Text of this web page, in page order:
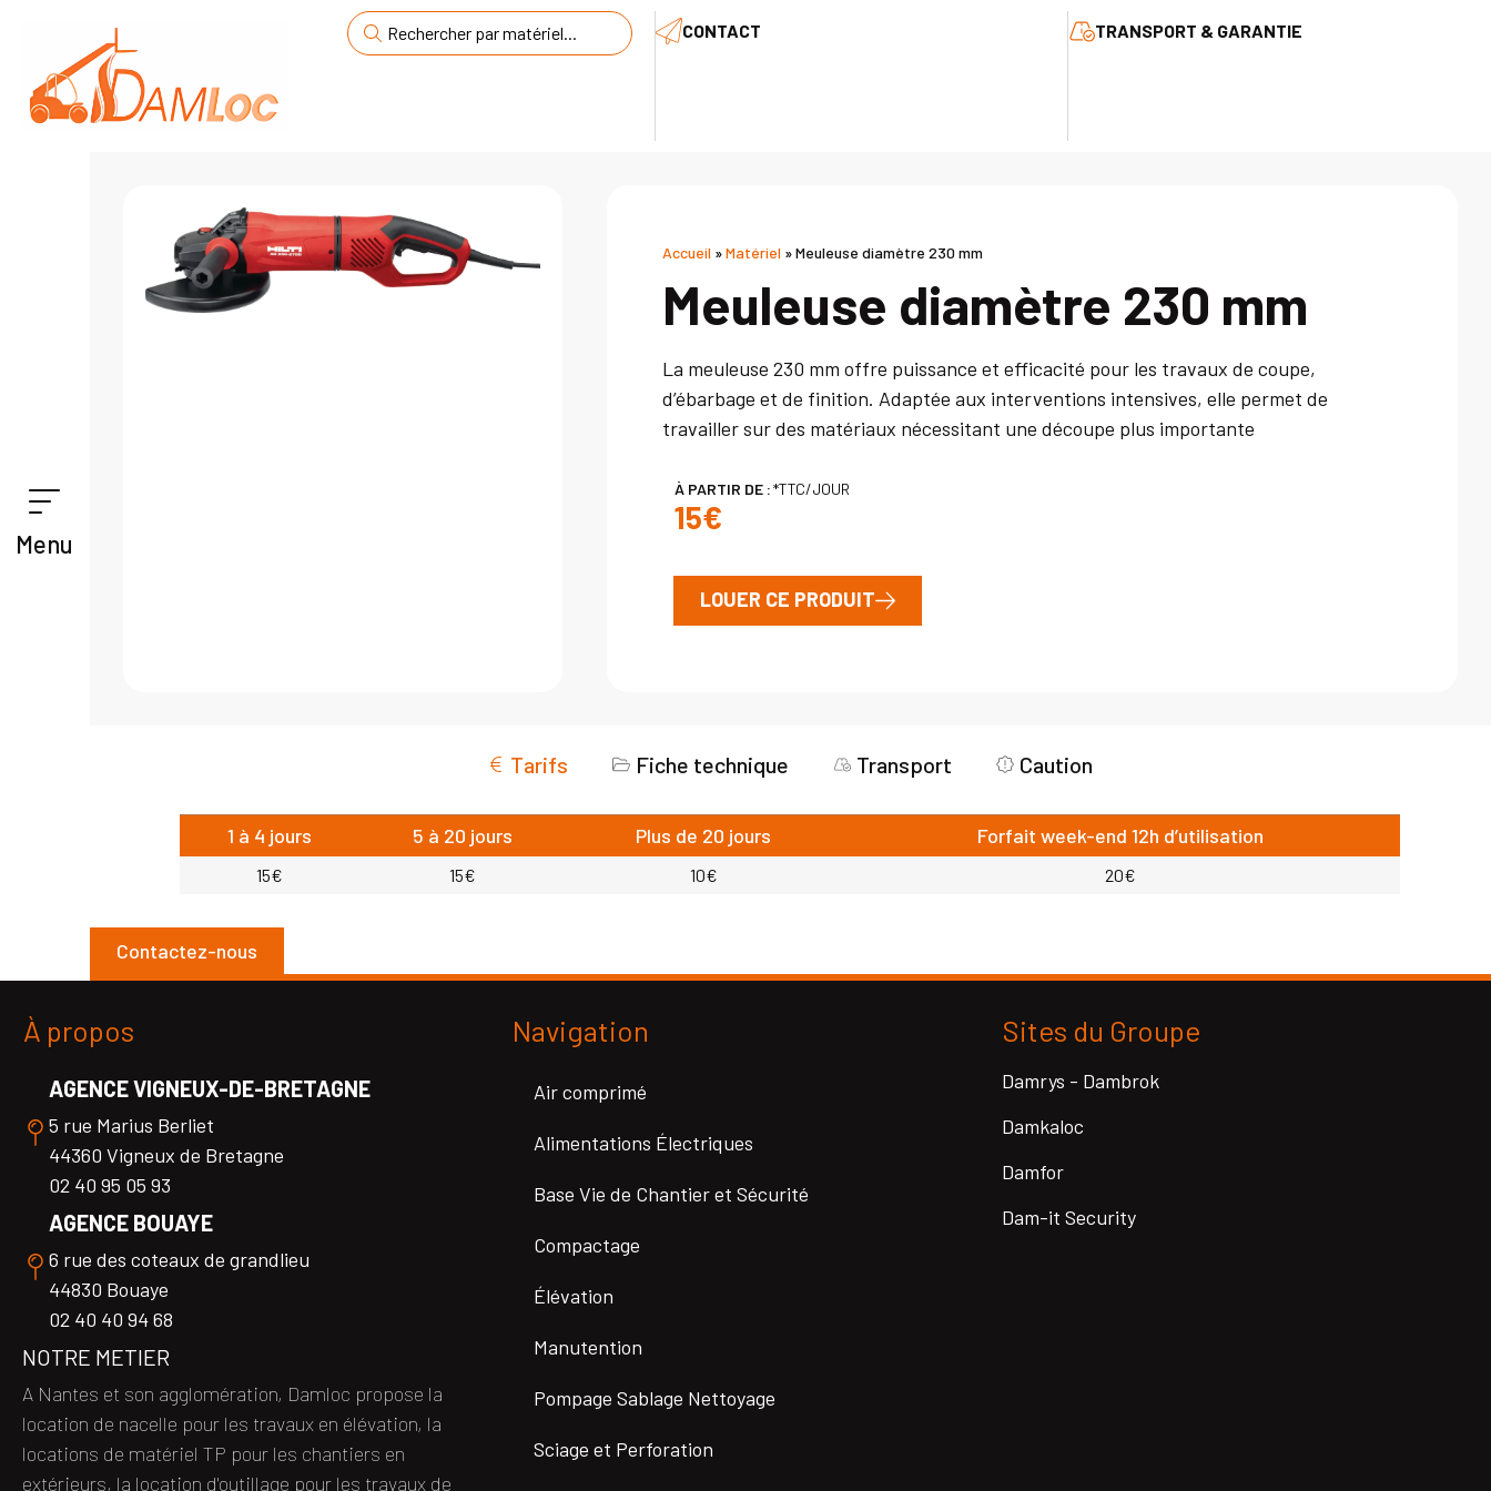
CONTACT TRANSPORT & GARANTIE
Menu
Accueil »Matériel »Meuleuse diamètre 230 mm
Meuleuse diamètre 230 mm
La meuleuse 230 mm offre puissance et efficacité pour les travaux de coupe,
d’ébarbage et de finition. Adaptée aux interventions intensives, elle permet de
travailler sur des matériaux nécessitant une découpe plus importante
À PARTIR DE :
15€
*TTC/JOUR
LOUER CE PRODUIT
Tarifs Fiche technique Transport Caution
1 à 4 jours 5 à 20 jours Plus de 20 jours Forfait week-end 12h d’utilisation
15€ 15€ 10€ 20€
Contactez-nous
À propos
AGENCE VIGNEUX-DE-BRETAGNE
5 rue Marius Berliet
44360 Vigneux de Bretagne
02 40 95 05 93
AGENCE BOUAYE
6 rue des coteaux de grandlieu
44830 Bouaye
02 40 40 94 68
NOTRE METIER
A Nantes et son agglomération, Damloc propose la
location de nacelle pour les travaux en élévation, la
locations de matériel TP pour les chantiers en
extérieurs, la location d'outillage pour les travaux de
Navigation
Air comprimé
Alimentations Électriques
Base Vie de Chantier et Sécurité
Compactage
Élévation
Manutention
Pompage Sablage Nettoyage
Sciage et Perforation
Sites du Groupe
Damrys - Dambrok
Damkaloc
Damfor
Dam-it Security